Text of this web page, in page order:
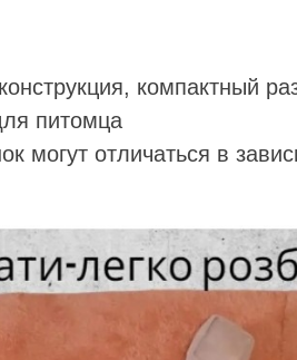
компактный
питомца
могут отличаться в